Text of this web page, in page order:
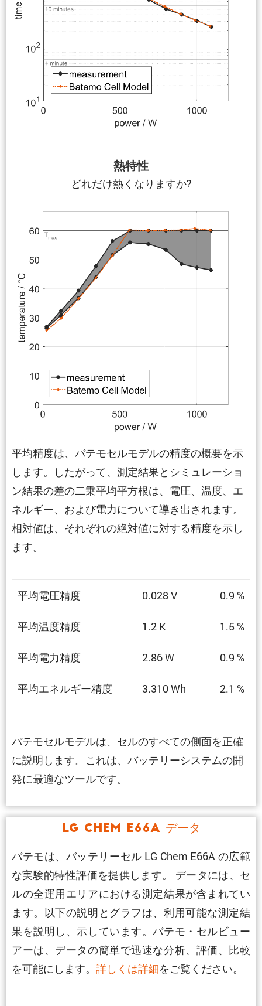
熱特性
どれだけ熱くなりますか?
平均精度は、バテモセルモデルの精度の概要を示
します。したがって、測定結果とシミュレーショ
ン結果の差の二乗平均平方根は、電圧、温度、エ
ネルギー、および電力について導き出されます。
相対値は、それぞれの絶対値に対する精度を示し
ます。
平均電圧精度 0.028 V 0.9 %
平均温度精度 1.2 K 1.5 %
平均電力精度 2.86 W 0.9 %
平均エネルギー精度 3.310 Wh 2.1 %
バテモセルモデルは、セルのすべての側面を正確
に説明します。これは、バッテリーシステムの開
発に最適なツールです。
LG Chem E66A データ
バテモは、バッテリーセル LG Chem E66A の広範
な実験的特性評価を提供します。 データには、セ
ルの全運用エリアにおける測定結果が含まれてい
ます。以下の説明とグラフは、利用可能な測定結
果を説明し、示しています。バテモ・セルビュー
アーは、データの簡単で迅速な分析、評価、比較
を可能にします。 詳しくは詳細をご覧ください。